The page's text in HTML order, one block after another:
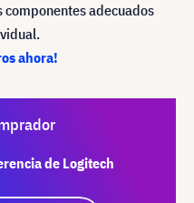
adecuados
ahora!
de Logitech